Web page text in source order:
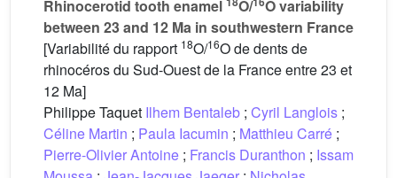
Rhinocerotid tooth enamel
O/
O variability
between 23 and 12 Ma in southwestern France
[Variabilité du rapport 18O/16O de dents de
rhinocéros du Sud-Ouest de la France entre 23 et
12 Ma]
Philippe Taquet Ilhem Bentaleb ; Cyril Langlois ;
Céline Martin ; Paula Iacumin ; Matthieu Carré ;
Pierre-Olivier Antoine ; Francis Duranthon ; Issam